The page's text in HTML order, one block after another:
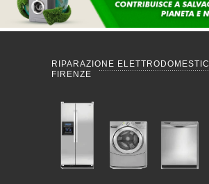
RIPARAZIONE ELETTRODOMESTICI
FIRENZE